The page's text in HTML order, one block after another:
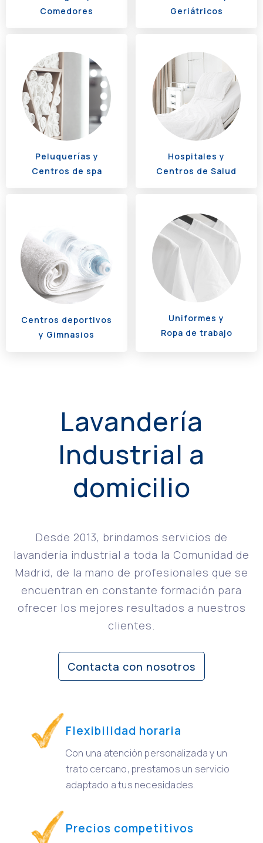
Comedores
Geriátricos
Peluquerías y
Centros de spa
Hospitales y
Centros de Salud
Centros deportivos
y Gimnasios
Uniformes y
Ropa de trabajo
Lavandería
Industrial a
domicilio
Desde 2013, brindamos servicios de
lavandería industrial a toda la Comunidad de
Madrid, de la mano de profesionales que se
encuentran en constante formación para
ofrecer los mejores resultados a nuestros
clientes.
Contacta con nosotros
Flexibilidad horaria
Con una atención personalizada y un
trato cercano, prestamos un servicio
adaptado a tus necesidades.
Precios competitivos